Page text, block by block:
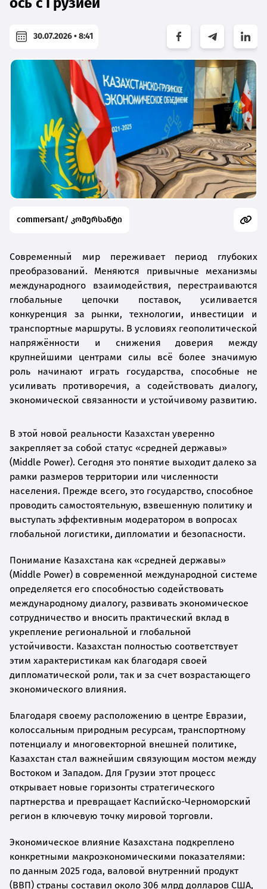
30.07.2026 • 8:41
commersant/ კომერსანტი
Современный мир переживает период глубоких
преобразований. Меняются привычные механизмы
международного взаимодействия, перестраиваются
глобальные цепочки поставок, усиливается
конкуренция за рынки, технологии, инвестиции и
транспортные маршруты. В условиях геополитической
напряжённости и снижения доверия между
крупнейшими центрами силы всё более значимую
роль начинают играть государства, способные не
усиливать противоречия, а содействовать диалогу,
экономической связанности и устойчивому развитию.
В этой новой реальности Казахстан уверенно
закрепляет за собой статус «средней державы»
(Middle Power). Сегодня это понятие выходит далеко за
рамки размеров территории или численности
населения. Прежде всего, это государство, способное
проводить самостоятельную, взвешенную политику и
выступать эффективным модератором в вопросах
глобальной логистики, дипломатии и безопасности.
Понимание Казахстана как «средней державы»
(Middle Power) в современной международной системе
определяется его способностью содействовать
международному диалогу, развивать экономическое
сотрудничество и вносить практический вклад в
укрепление региональной и глобальной
устойчивости. Казахстан полностью соответствует
этим характеристикам как благодаря своей
дипломатической роли, так и за счет возрастающего
экономического влияния.
Благодаря своему расположению в центре Евразии,
колоссальным природным ресурсам, транспортному
потенциалу и многовекторной внешней политике,
Казахстан стал важнейшим связующим мостом между
Востоком и Западом. Для Грузии этот процесс
открывает новые горизонты стратегического
партнерства и превращает Каспийско-Черноморский
регион в ключевую точку мировой торговли.
Экономическое влияние Казахстана подкреплено
конкретными макроэкономическими показателями:
по данным 2025 года, валовой внутренний продукт
(ВВП) страны составил около 306 млрд долларов США,